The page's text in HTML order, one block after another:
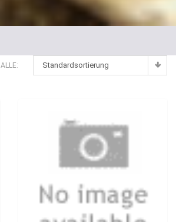
Standardsortierung
ALLE: